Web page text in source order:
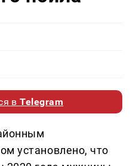
вTelegram
установлено, что